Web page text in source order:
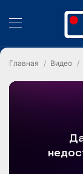
Главная Видео